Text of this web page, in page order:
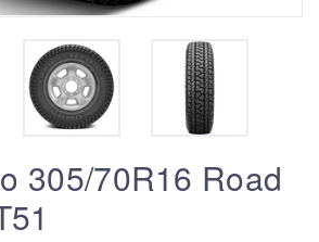
305/70R16 Road